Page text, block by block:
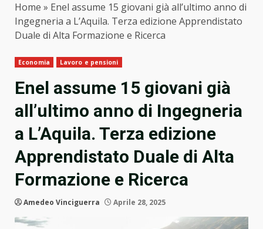
Home » Enel assume 15 giovani già all’ultimo anno di
Ingegneria a L’Aquila. Terza edizione Apprendistato
Duale di Alta Formazione e Ricerca
Economia Lavoro e pensioni
Enel assume 15 giovani già
all’ultimo anno di Ingegneria
a L’Aquila. Terza edizione
Apprendistato Duale di Alta
Formazione e Ricerca
Amedeo Vinciguerra Aprile 28, 2025